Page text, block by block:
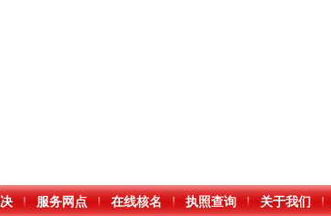
服务网点 在线核名 执照查询 关于我们